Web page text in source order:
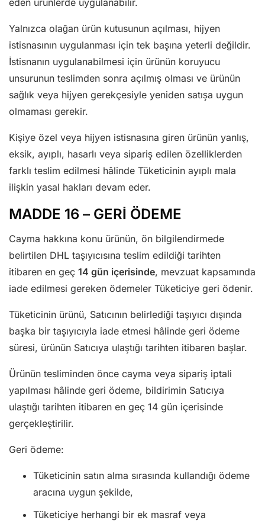
eden ürünlerde uygulanabilir.
Yalnızca olağan ürün kutusunun açılması, hijyen
istisnasının uygulanması için tek başına yeterli değildir.
İstisnanın uygulanabilmesi için ürünün koruyucu
unsurunun teslimden sonra açılmış olması ve ürünün
sağlık veya hijyen gerekçesiyle yeniden satışa uygun
olmaması gerekir.
Kişiye özel veya hijyen istisnasına giren ürünün yanlış,
eksik, ayıplı, hasarlı veya sipariş edilen özelliklerden
farklı teslim edilmesi hâlinde Tüketicinin ayıplı mala
ilişkin yasal hakları devam eder.
MADDE 16 – GERİ ÖDEME
Cayma hakkına konu ürünün, ön bilgilendirmede
belirtilen DHL taşıyıcısına teslim edildiği tarihten
itibaren en geç 14 gün içerisinde, mevzuat kapsamında
iade edilmesi gereken ödemeler Tüketiciye geri ödenir.
Tüketicinin ürünü, Satıcının belirlediği taşıyıcı dışında
başka bir taşıyıcıyla iade etmesi hâlinde geri ödeme
süresi, ürünün Satıcıya ulaştığı tarihten itibaren başlar.
Ürünün tesliminden önce cayma veya sipariş iptali
yapılması hâlinde geri ödeme, bildirimin Satıcıya
ulaştığı tarihten itibaren en geç 14 gün içerisinde
gerçekleştirilir.
Geri ödeme:
Tüketicinin satın alma sırasında kullandığı ödeme
aracına uygun şekilde,
Tüketiciye herhangi bir ek masraf veya